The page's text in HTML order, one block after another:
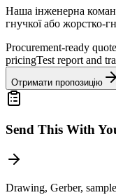
Наша інженерна
гнучкої або жорстко-
Procurement-ready
pricingTest report and
Отримати пропозицію
Send This With
Drawing, Gerber,